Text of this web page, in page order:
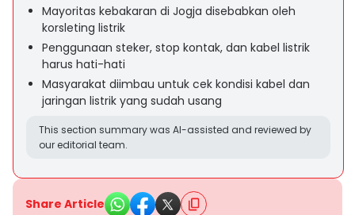
Mayoritas kebakaran di Jogja disebabkan oleh
korsleting listrik
Penggunaan steker, stop kontak, dan kabel listrik
harus hati-hati
Masyarakat diimbau untuk cek kondisi kabel dan
jaringan listrik yang sudah usang
This section summary was AI-assisted and reviewed by
our editorial team.
Share Article